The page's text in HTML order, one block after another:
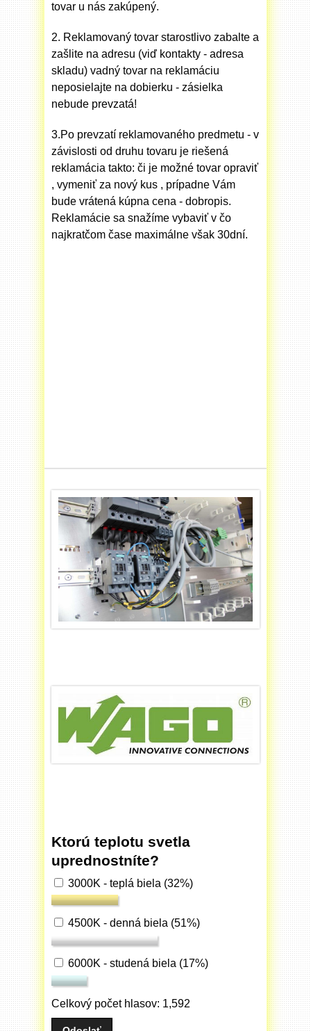
tovar u nás zakúpený.
2. Reklamovaný tovar starostlivo zabalte a
zašlite na adresu (viď kontakty - adresa
skladu) vadný tovar na reklamáciu
neposielajte na dobierku - zásielka
nebude prevzatá!
3.Po prevzatí reklamovaného predmetu - v
závislosti od druhu tovaru je riešená
reklamácia takto: či je možné tovar opraviť
, vymeniť za nový kus , prípadne Vám
bude vrátená kúpna cena - dobropis.
Reklamácie sa snažíme vybaviť v čo
najkratčom čase maximálne však 30dní.
Ktorú teplotu svetla
uprednostníte?
3000K - teplá biela (32%)
4500K - denná biela (51%)
6000K - studená biela (17%)
Celkový počet hlasov: 1,592